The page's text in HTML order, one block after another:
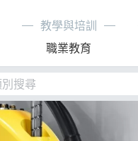
教學與培訓
職業教育